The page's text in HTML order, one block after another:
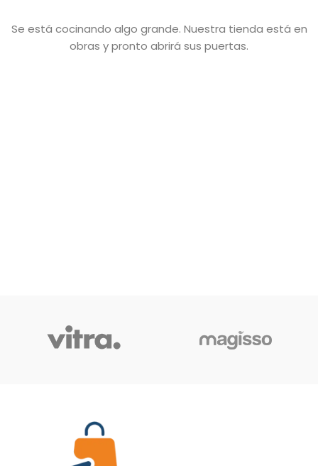
Se está cocinando algo grande. Nuestra tienda está en
obras y pronto abrirá sus puertas.